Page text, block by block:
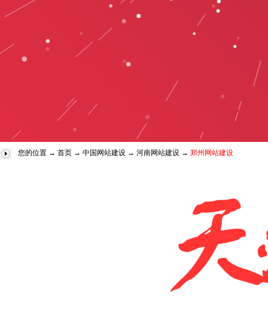
您的位置 → 首页 → 中国网站建设 → 河南网站建设 → 郑州网站建设